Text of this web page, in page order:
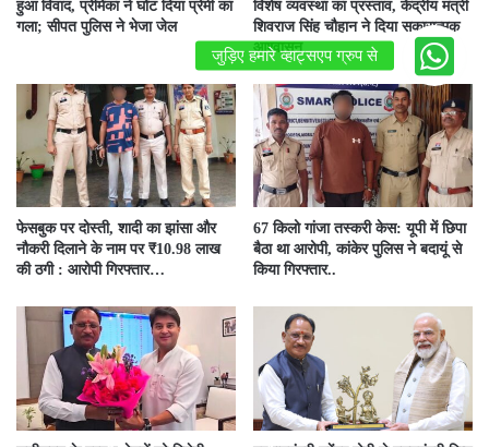
हुआ विवाद, प्रेमिका ने घोंट दिया प्रेमी का
गला; सीपत पुलिस ने भेजा जेल
विशेष व्यवस्था का प्रस्ताव, केंद्रीय मंत्री
शिवराज सिंह चौहान ने दिया सकारात्मक
आश्वासन
फेसबुक पर दोस्ती, शादी का झांसा और
नौकरी दिलाने के नाम पर ₹10.98 लाख
की ठगी : आरोपी गिरफ्तार…
67 किलो गांजा तस्करी केस: यूपी में छिपा
बैठा था आरोपी, कांकेर पुलिस ने बदायूं से
किया गिरफ्तार..